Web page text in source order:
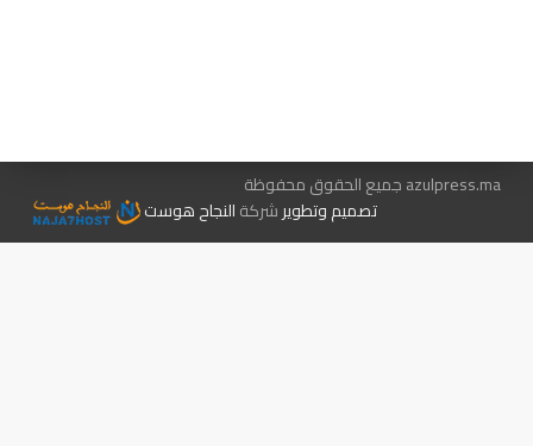
azulpress.ma جميع الحقوق محفوظة
تصميم وتطويرشركةالنجاح هوست